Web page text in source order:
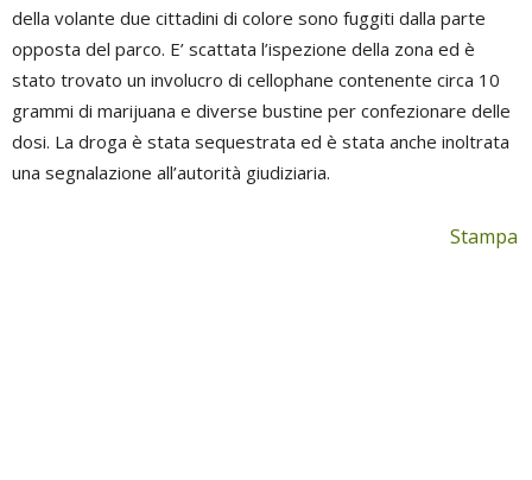
della volante due cittadini di colore sono fuggiti dalla parte
opposta del parco. E’ scattata l’ispezione della zona ed è
stato trovato un involucro di cellophane contenente circa 10
grammi di marijuana e diverse bustine per confezionare delle
dosi. La droga è stata sequestrata ed è stata anche inoltrata
una segnalazione all’autorità giudiziaria.
Stampa